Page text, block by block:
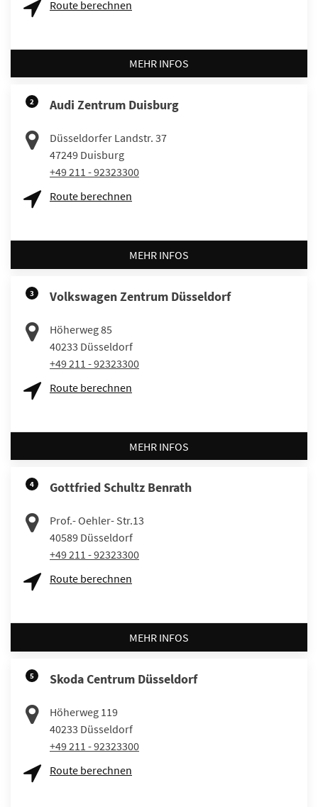
Route berechnen
MEHR INFOS
2 Audi Zentrum Duisburg
Düsseldorfer Landstr. 37
47249 Duisburg
+49 211 - 92323300
Route berechnen
MEHR INFOS
3 Volkswagen Zentrum Düsseldorf
Höherweg 85
40233 Düsseldorf
+49 211 - 92323300
Route berechnen
MEHR INFOS
4 Gottfried Schultz Benrath
Prof.- Oehler- Str.13
40589 Düsseldorf
+49 211 - 92323300
Route berechnen
MEHR INFOS
5 Skoda Centrum Düsseldorf
Höherweg 119
40233 Düsseldorf
+49 211 - 92323300
Route berechnen